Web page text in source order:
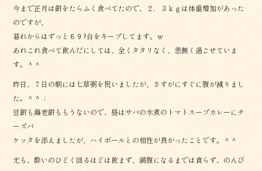
今まで正月は餅をたらふく食べてたので、２，３ｋｇは体重増加があった
のですが、
暮れからはずっと６９?台をキープしてます。ｗ
あれこれ食べて飲んだにしては、全くタタリなく、恙無く過ごせていま
す。＾＾
昨日、７日の朝には七草粥を祝いましたが、さすがにすぐに腹が減りまし
た。＾＾；
豆餅も海老餅ももうないので、昼はサバの水煮のトマトスープカレーにチ
ーズバ
ケッタを添えましたが、ハイボールとの相性が良かったことです。＾＾
尤も、酔いのひどく回るほどは飲まず、満腹になるまでは貪らず、のんび